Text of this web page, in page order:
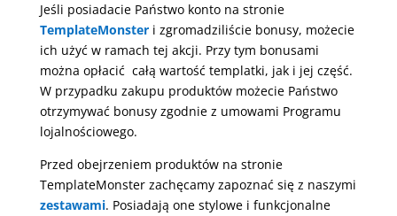
Jeśli posiadacie Państwo konto na stronie
TemplateMonsteri zgromadziliście bonusy, możecie
ich użyć w ramach tej akcji. Przy tym bonusami
można opłacić całą wartość templatki, jak i jej część.
W przypadku zakupu produktów możecie Państwo
otrzymywać bonusy zgodnie z umowami Programu
lojalnościowego.
Przed obejrzeniem produktów na stronie
TemplateMonster zachęcamy zapoznać się z naszymi
zestawami. Posiadają one stylowe i funkcjonalne